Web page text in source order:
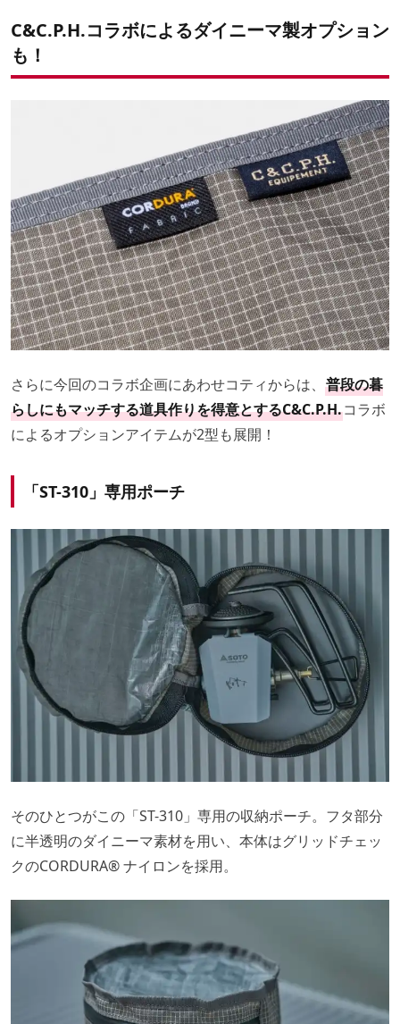
C&C.P.H.コラボによるダイニーマ製オプション
も！
さらに今回のコラボ企画にあわせコティからは、 普段の暮
らしにもマッチする道具作りを得意とするC&C.P.H.コラボ
によるオプションアイテムが2型も展開！
「ST-310」専用ポーチ
そのひとつがこの「ST-310」専用の収納ポーチ。フタ部分
に半透明のダイニーマ素材を用い、本体はグリッドチェッ
クのCORDURA® ナイロンを採用。